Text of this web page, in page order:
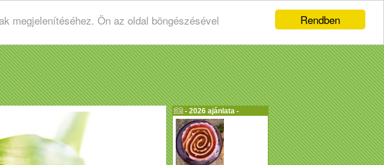
Rendben
megjelenítéséhez. Ön az oldal böngészésével
- 2026 ajánlata -